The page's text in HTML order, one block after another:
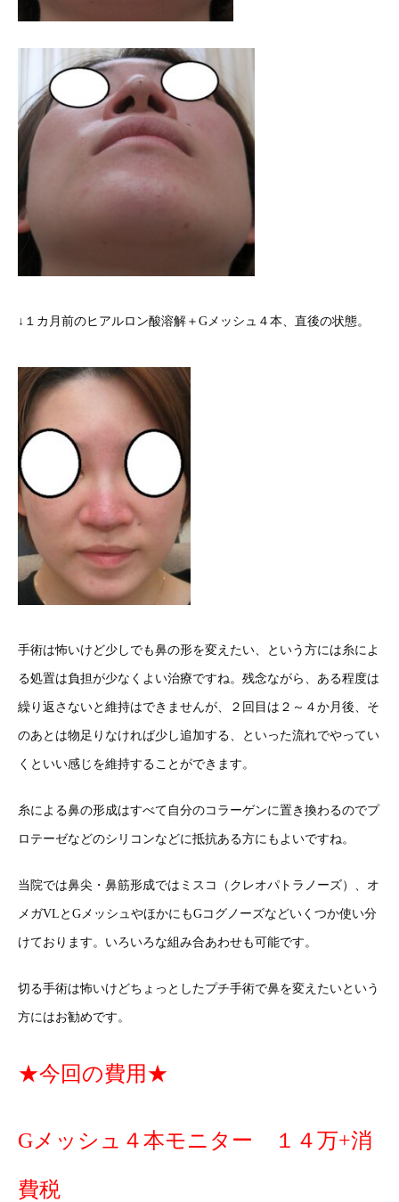
↓１カ月前のヒアルロン酸溶解＋Gメッシュ４本、直後の状態。
手術は怖いけど少しでも鼻の形を変えたい、という方には糸によ
る処置は負担が少なくよい治療ですね。残念ながら、ある程度は
繰り返さないと維持はできませんが、２回目は２～４か月後、そ
のあとは物足りなければ少し追加する、といった流れでやってい
くといい感じを維持することができます。
糸による鼻の形成はすべて自分のコラーゲンに置き換わるのでプ
ロテーゼなどのシリコンなどに抵抗ある方にもよいですね。
当院では鼻尖・鼻筋形成ではミスコ（クレオパトラノーズ）、オ
メガVLとGメッシュやほかにもGコグノーズなどいくつか使い分
けております。いろいろな組み合あわせも可能です。
切る手術は怖いけどちょっとしたプチ手術で鼻を変えたいという
方にはお勧めです。
★今回の費用★
Gメッシュ４本モニター １４万+消
費税